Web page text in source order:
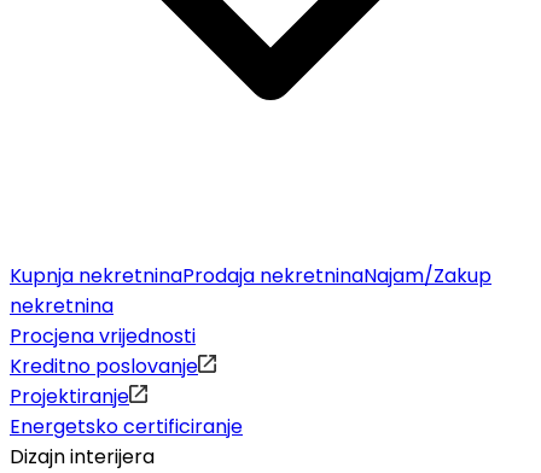
Kupnja nekretninaProdaja nekretninaNajam/Zakup
nekretnina
Procjena vrijednosti
Kreditno poslovanje
Projektiranje
Energetsko certificiranje
Dizajn interijera